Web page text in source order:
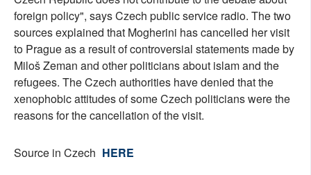
foreign policy", says Czech public service radio. The two
sources explained that Mogherini has cancelled her visit
to Prague as a result of controversial statements made by
Miloš Zeman and other politicians about islam and the
refugees. The Czech authorities have denied that the
xenophobic attitudes of some Czech politicians were the
reasons for the cancellation of the visit.
Source in Czech HERE